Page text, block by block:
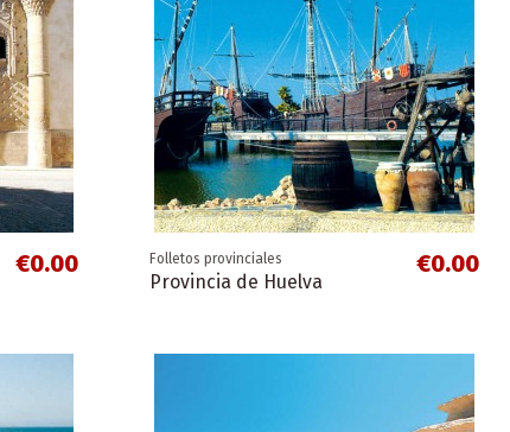
€0.00 Folletos provinciales
Provincia de Huelva
€0.00